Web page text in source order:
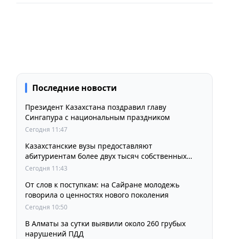
Последние новости
Президент Казахстана поздравил главу
Сингапура с национальным праздником
Сегодня 11:47
Казахстанские вузы предоставляют
абитуриентам более двух тысяч собственных
образовательных грантов
Сегодня 11:43
От слов к поступкам: на Сайране молодежь
говорила о ценностях нового поколения
Сегодня 10:50
В Алматы за сутки выявили около 260 грубых
нарушений ПДД